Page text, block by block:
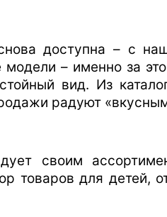
доступна – с
– именно за
вид. Из
радуют
своим
товаров для детей,